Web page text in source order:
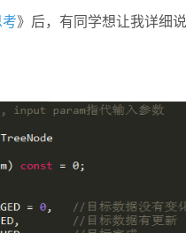
》后，有同学想让我详细